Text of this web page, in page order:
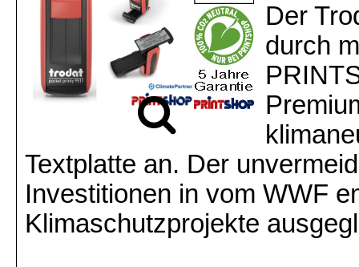
Der
durch
Textplatte an. Der
Investitionen in vom WWF
Klimaschutzprojekte